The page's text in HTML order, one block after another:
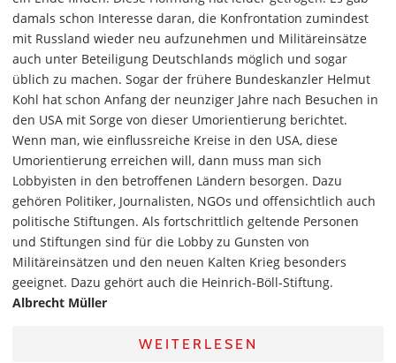
damals schon Interesse daran, die Konfrontation zumindest
mit Russland wieder neu aufzunehmen und Militäreinsätze
auch unter Beteiligung Deutschlands möglich und sogar
üblich zu machen. Sogar der frühere Bundeskanzler Helmut
Kohl hat schon Anfang der neunziger Jahre nach Besuchen in
den USA mit Sorge von dieser Umorientierung berichtet.
Wenn man, wie einflussreiche Kreise in den USA, diese
Umorientierung erreichen will, dann muss man sich
Lobbyisten in den betroffenen Ländern besorgen. Dazu
gehören Politiker, Journalisten, NGOs und offensichtlich auch
politische Stiftungen. Als fortschrittlich geltende Personen
und Stiftungen sind für die Lobby zu Gunsten von
Militäreinsätzen und den neuen Kalten Krieg besonders
geeignet. Dazu gehört auch die Heinrich-Böll-Stiftung.
Albrecht Müller
WEITERLESEN